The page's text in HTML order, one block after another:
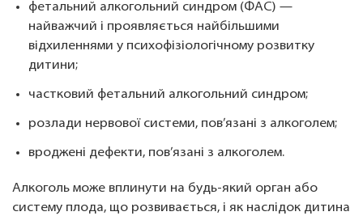
фетальний алкогольний синдром (ФАС) —
найважчий і проявляється найбільшими
відхиленнями у психофізіологічному розвитку
дитини;
частковий фетальний алкогольний синдром;
розлади нервової системи, пов’язані з алкоголем;
вроджені дефекти, пов’язані з алкоголем.
Алкоголь може вплинути на будь-який орган або
систему плода, що розвивається, і як наслідок дитина